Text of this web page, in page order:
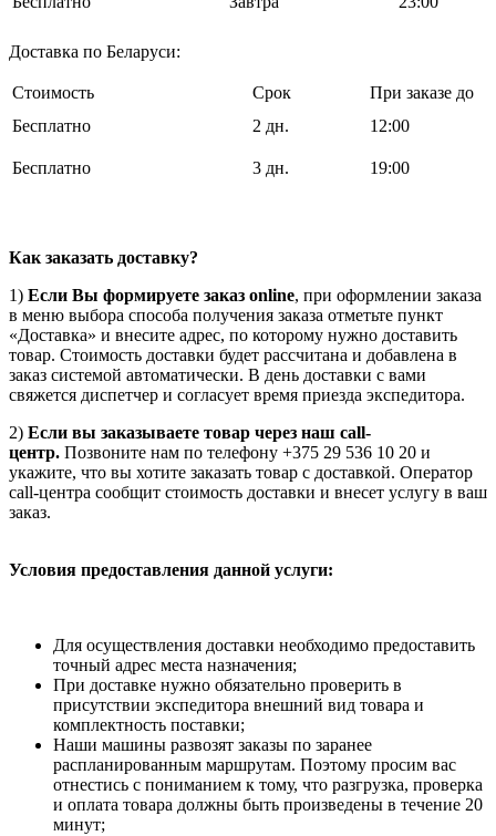
Доставка по Беларуси:
Стоимость Срок
При заказе до
Бесплатно
2 дн. 12:00
Бесплатно 3 дн. 19:00
Как заказать доставку?
1) Если Вы формируете заказ online, при оформлении заказа
в меню выбора способа получения заказа отметьте пункт
«Доставка» и внесите адрес, по которому нужно доставить
товар. Стоимость доставки будет рассчитана и добавлена в
заказ системой автоматически. В день доставки с вами
свяжется диспетчер и согласует время приезда экспедитора.
2) Если вы заказываете товар через наш call-
центр. Позвоните нам по телефону +375 29 536 10 20 и
укажите, что вы хотите заказать товар с доставкой. Оператор
call-центра сообщит стоимость доставки и внесет услугу в ваш
заказ.
Условия предоставления данной услуги:
Для осуществления доставки необходимо предоставить
точный адрес места назначения;
При доставке нужно обязательно проверить в
присутствии экспедитора внешний вид товара и
комплектность поставки;
Наши машины развозят заказы по заранее
распланированным маршрутам. Поэтому просим вас
отнестись с пониманием к тому, что разгрузка, проверка
и оплата товара должны быть произведены в течение 20
минут;